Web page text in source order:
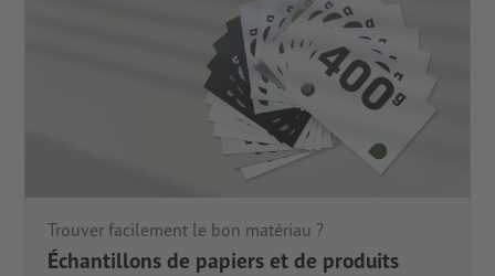
Trouver facilement le bon matériau ?
Échantillons de papiers et de produits